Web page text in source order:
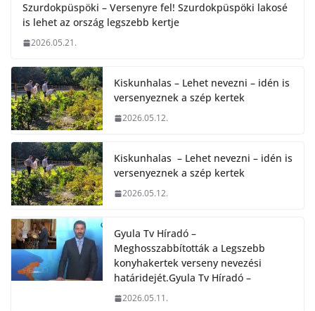
Szurdokpüspöki – Versenyre fel! Szurdokpüspöki lakosé
is lehet az ország legszebb kertje
2026.05.21.
Kiskunhalas – Lehet nevezni – idén is
versenyeznek a szép kertek
2026.05.12.
Kiskunhalas – Lehet nevezni – idén is
versenyeznek a szép kertek
2026.05.12.
Gyula Tv Híradó –
Meghosszabbították a Legszebb
konyhakertek verseny nevezési
határidejét.Gyula Tv Híradó –
2026.05.11.